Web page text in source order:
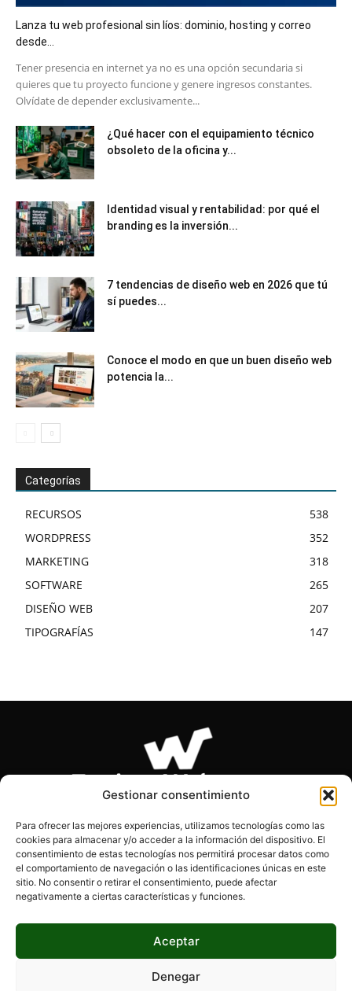
Gestionar consentimiento
Para ofrecer las mejores experiencias, utilizamos tecnologías como las
cookies para almacenar y/o acceder a la información del dispositivo. El
consentimiento de estas tecnologías nos permitirá procesar datos como
el comportamiento de navegación o las identificaciones únicas en este
sitio. No consentir o retirar el consentimiento, puede afectar
negativamente a ciertas características y funciones.
Aceptar
Denegar
Lanza tu web profesional sin líos: dominio, hosting y correo
desde...
​Tener presencia en internet ya no es una opción secundaria si
quieres que tu proyecto funcione y genere ingresos constantes.
Olvídate de depender exclusivamente...
¿Qué hacer con el equipamiento técnico
obsoleto de la oficina y...
Identidad visual y rentabilidad: por qué el
branding es la inversión...
7 tendencias de diseño web en 2026 que tú
sí puedes...
Conoce el modo en que un buen diseño web
potencia la...
Categorías
RECURSOS
538
WORDPRESS
352
MARKETING
318
SOFTWARE
265
DISEÑO WEB
207
TIPOGRAFÍAS
147
SOBRE NOSOTROS
Páginas Webs es el blog de los desarrolladores, diseñadores
y programadores. Encontrarás información actualizada, tips,
consejos y mucho más.
SÍGUENOS